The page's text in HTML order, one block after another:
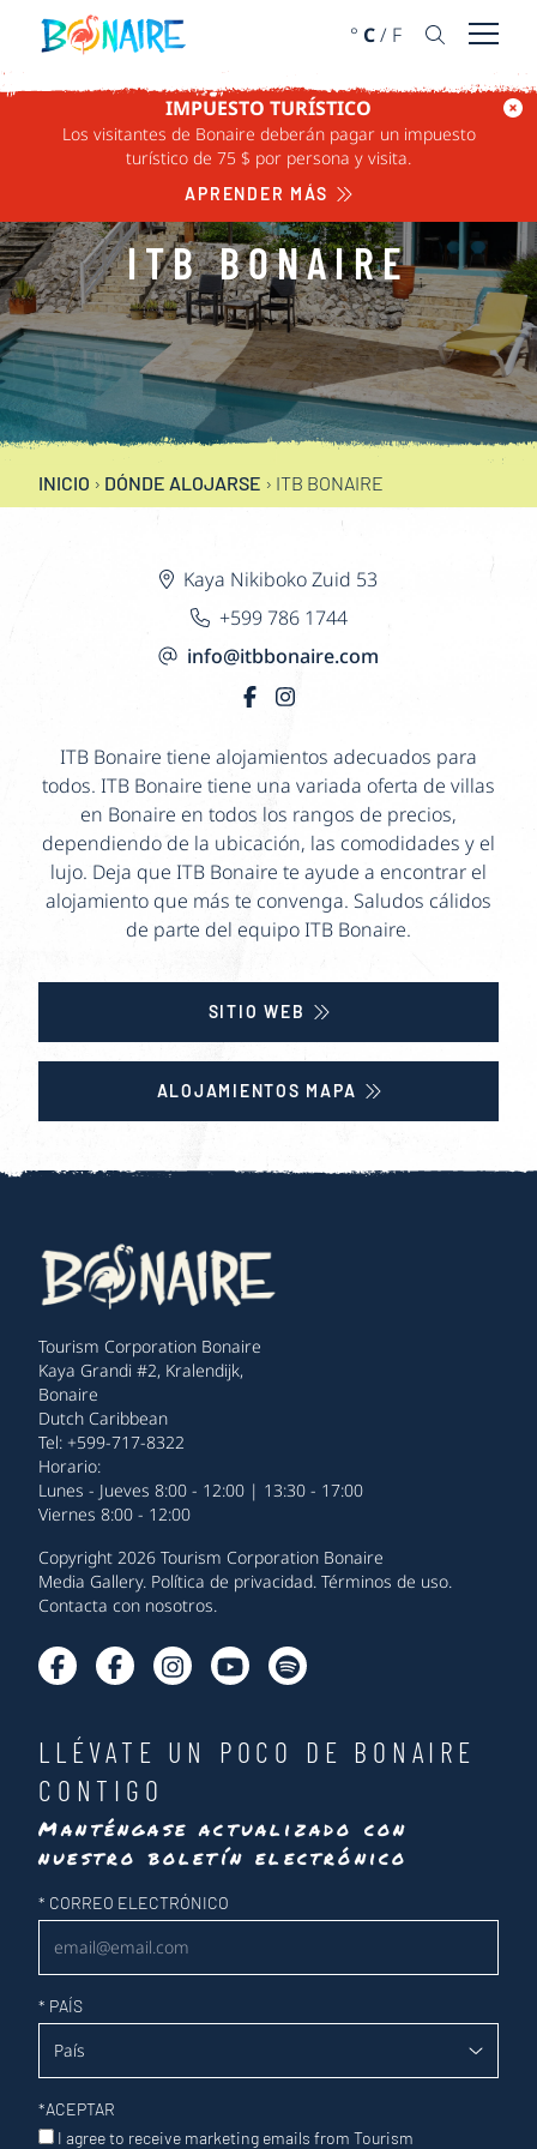
IR AL CONTENIDO
° C/ F Abrir
IMPUESTO TURÍSTICO
Los visitantes de Bonaire deberán pagar un impuesto
turístico de 75 $ por persona y visita.
APRENDER MÁS
ITB BONAIRE
INICIO › DÓNDE ALOJARSE › ITB BONAIRE
Kaya Nikiboko Zuid 53
+599 786 1744
info@itbbonaire.com
ITB Bonaire tiene alojamientos adecuados para
todos. ITB Bonaire tiene una variada oferta de villas
en Bonaire en todos los rangos de precios,
dependiendo de la ubicación, las comodidades y el
lujo. Deja que ITB Bonaire te ayude a encontrar el
alojamiento que más te convenga. Saludos cálidos
de parte del equipo ITB Bonaire.
SITIO WEB
ALOJAMIENTOS MAPA
Tourism Corporation Bonaire
Kaya Grandi #2, Kralendijk,
Bonaire
Dutch Caribbean
Tel: +599-717-8322
Horario:
Lunes - Jueves 8:00 - 12:00 | 13:30 - 17:00
Viernes 8:00 - 12:00
Copyright 2026 Tourism Corporation Bonaire
Media Gallery. Política de privacidad. Términos de uso.
Contacta con nosotros.
LLÉVATE UN POCO DE BONAIRE
CONTIGO
Manténgase actualizado con
nuestro boletín electrónico
Newsletter
* CORREO ELECTRÓNICO
* PAÍS
*ACEPTAR
I agree to receive marketing emails from Tourism